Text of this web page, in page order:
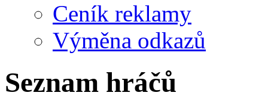
Ceník reklamy
Výměna odkazů
Seznam hráčů